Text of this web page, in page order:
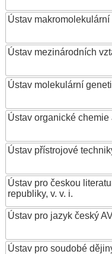
Ústav makromolekulární
Ústav mezinárodních
Ústav molekulární
Ústav organické
Ústav přístrojové
Ústav pro českou
republiky, v. v. i.
Ústav pro jazyk český
Ústav pro soudobé